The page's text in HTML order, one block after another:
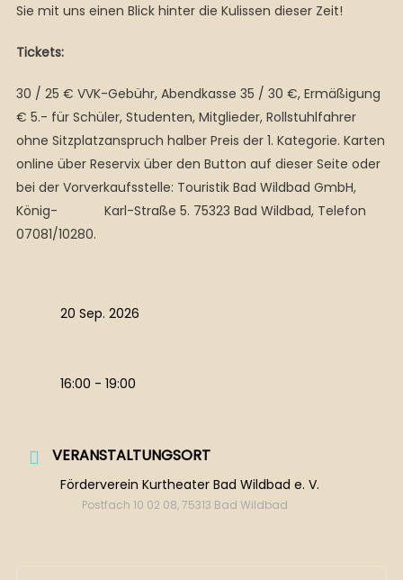
Sie mit uns einen Blick hinter die Kulissen dieser Zeit!
Tickets:
30 / 25 € VVK-Gebühr, Abendkasse 35 / 30 €, Ermäßigung
€ 5.- für Schüler, Studenten, Mitglieder, Rollstuhlfahrer
ohne Sitzplatzanspruch halber Preis der 1. Kategorie. Karten
online über Reservix über den Button auf dieser Seite oder
bei der Vorverkaufsstelle: Touristik Bad Wildbad GmbH,
König- Karl-Straße 5. 75323 Bad Wildbad, Telefon
07081/10280.
20 Sep. 2026
16:00 - 19:00
VERANSTALTUNGSORT
Förderverein Kurtheater Bad Wildbad e. V.
Postfach 10 02 08, 75313 Bad Wildbad